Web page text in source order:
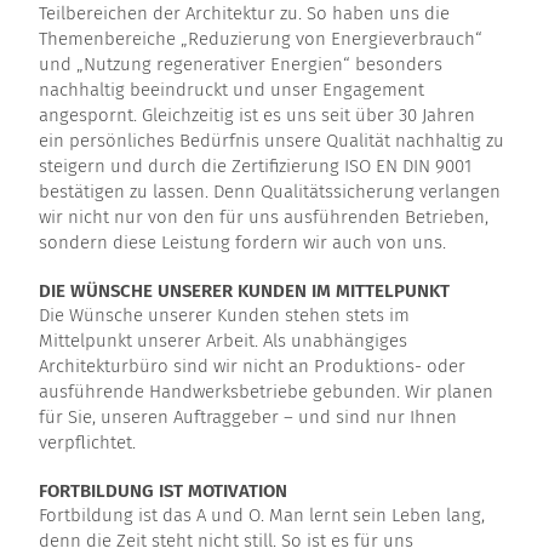
Teilbereichen der Architektur zu. So haben uns die
Themenbereiche „Reduzierung von Energieverbrauch“
und „Nutzung regenerativer Energien“ besonders
nachhaltig beeindruckt und unser Engagement
angespornt. Gleichzeitig ist es uns seit über 30 Jahren
ein persönliches Bedürfnis unsere Qualität nachhaltig zu
steigern und durch die Zertifizierung ISO EN DIN 9001
bestätigen zu lassen. Denn Qualitätssicherung verlangen
wir nicht nur von den für uns ausführenden Betrieben,
sondern diese Leistung fordern wir auch von uns.
DIE WÜNSCHE UNSERER KUNDEN IM MITTELPUNKT
Die Wünsche unserer Kunden stehen stets im
Mittelpunkt unserer Arbeit. Als unabhängiges
Architekturbüro sind wir nicht an Produktions- oder
ausführende Handwerksbetriebe gebunden. Wir planen
für Sie, unseren Auftraggeber – und sind nur Ihnen
verpflichtet.
FORTBILDUNG IST MOTIVATION
Fortbildung ist das A und O. Man lernt sein Leben lang,
denn die Zeit steht nicht still. So ist es für uns